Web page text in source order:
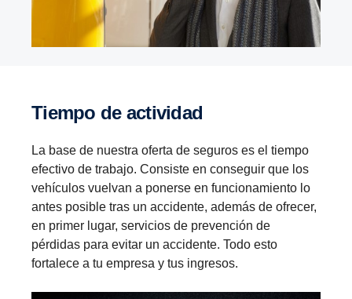
Tiempo de actividad
La base de nuestra oferta de seguros es el tiempo
efectivo de trabajo. Consiste en conseguir que los
vehículos vuelvan a ponerse en funcionamiento lo
antes posible tras un accidente, además de ofrecer,
en primer lugar, servicios de prevención de
pérdidas para evitar un accidente. Todo esto
fortalece a tu empresa y tus ingresos.